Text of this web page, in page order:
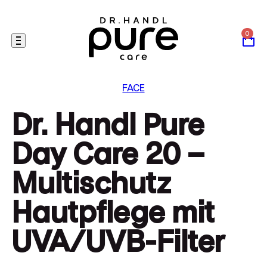
content
FACE
Dr. Handl Pure
Day Care 20 –
Multischutz
Hautpflege mit
UVA/UVB-Filter